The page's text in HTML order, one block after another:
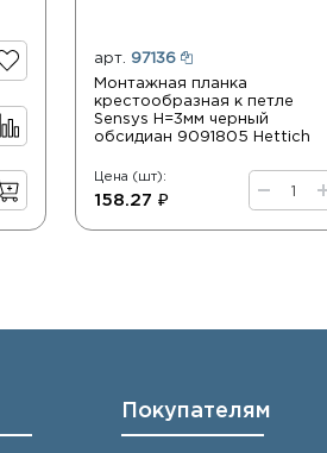
арт. 97136
Монтажная планка
крестообразная к петле
Sensys Н=3мм черный
обсидиан 9091805 Hettich
Цена (шт):
158.27 ₽
Покупателям